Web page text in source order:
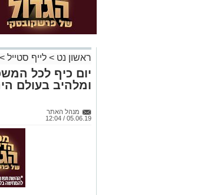
ראשון נט > לייף סטייל >
יום כיף לכל
ומלהיב בעולם
מנהל האתר
05.06.19 / 12:04